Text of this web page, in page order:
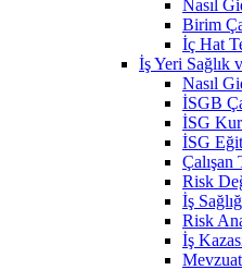
Nasıl
Birim
İç Hat
İş Yeri Sağlık
Nasıl
İSGB
İSG
İSG
Çalışan
Risk
İş
Risk
İş
Mevzuat